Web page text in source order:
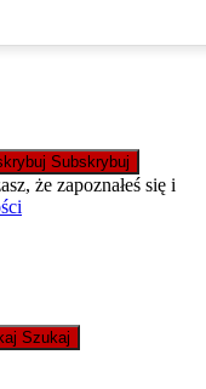
Subskrybuj
że zapoznałeś się i
Szukaj